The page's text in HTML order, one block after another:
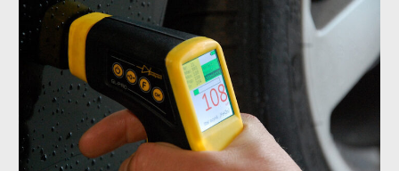
О КОМПАНИИ
Контактная информация
Выполненные заказы
Вакансии